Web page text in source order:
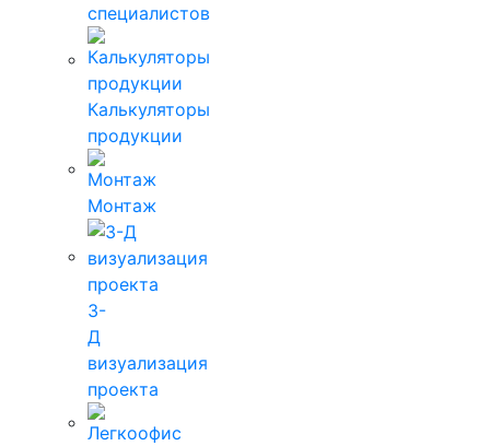
специалистов
Калькуляторы
продукции
Монтаж
3-
Д
визуализация
проекта